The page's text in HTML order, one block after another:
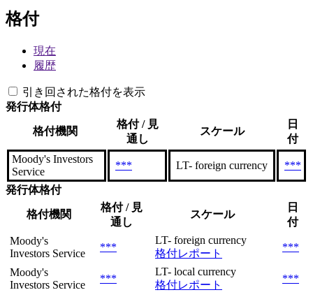
格付
現在
履歴
引き回された格付を表示
発行体格付
格付機関
格付 / 見
通し
スケール
日
付
Moody's Investors
Service
*** LT- foreign currency ***
発行体格付
格付機関
格付 / 見
通し
スケール
日
付
Moody's
Investors Service
***
LT- foreign currency
格付レポート
***
Moody's
Investors Service
***
LT- local currency
格付レポート
***